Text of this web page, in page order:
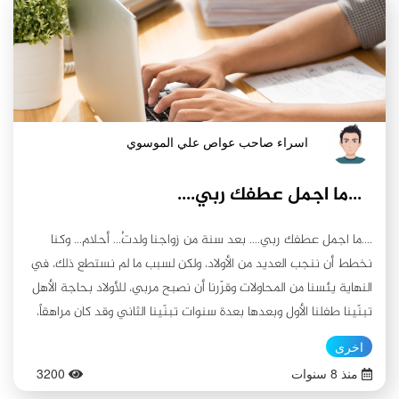
اسراء صاحب عواص علي الموسوي
...ما اجمل عطفك ربي....
....ما اجمل عطفك ربي.... بعد سنة من زواجنا ولدتُ... أحلام... وكنا
نخطط أن ننجب العديد من الأولاد، ولكن لسبب ما لم نستطع ذلك، في
النهاية يئسنا من المحاولات وقرّرنا أن نصبح مربي، للأولاد بحاجة الأهل
تبنّينا طفلنا الأول وبعدها بعدة سنوات تبنّينا الثاني وقد كان مراهقاً،
وتفاجئنا جداً حين علمنا بحملي صلّينا لعشر سنوات وكان طفلنا أمير
استجابة لصلواتنا، وعند عيد مولده الأول جلسنا لناكل مال رأسه إلى
الجانب وعندما أردت أن أرفعه صرخ تأكدنا أننا بحاجة إلى أن نأخذه إلى
اخرى
منذ 8 سنوات
3200